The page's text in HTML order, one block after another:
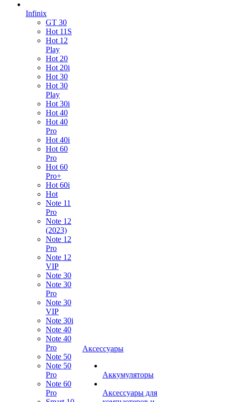
Infinix
GT 30
Hot 11S
Hot 12
Play
Hot 20
Hot 20i
Hot 30
Hot 30
Play
Hot 30i
Hot 40
Hot 40
Pro
Hot 40i
Hot 60
Pro
Hot 60
Pro+
Hot 60i
Hot
Note 11
Pro
Note 12
(2023)
Note 12
Pro
Note 12
VIP
Note 30
Note 30
Pro
Note 30
VIP
Note 30i
Note 40
Note 40
Pro
Note 50
Note 50
Pro
Note 60
Pro
Аксессуары
Аккумуляторы
Аксессуары для